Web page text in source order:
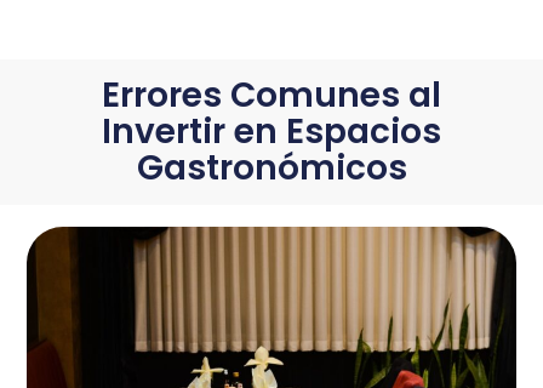
Errores Comunes al
Invertir en Espacios
Gastronómicos